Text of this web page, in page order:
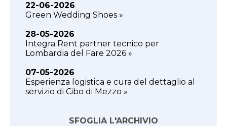
22-06-2026
Green Wedding Shoes »
28-05-2026
Integra Rent partner tecnico per
Lombardia del Fare 2026 »
07-05-2026
Esperienza logistica e cura del dettaglio al
servizio di Cibo di Mezzo »
SFOGLIA L'ARCHIVIO